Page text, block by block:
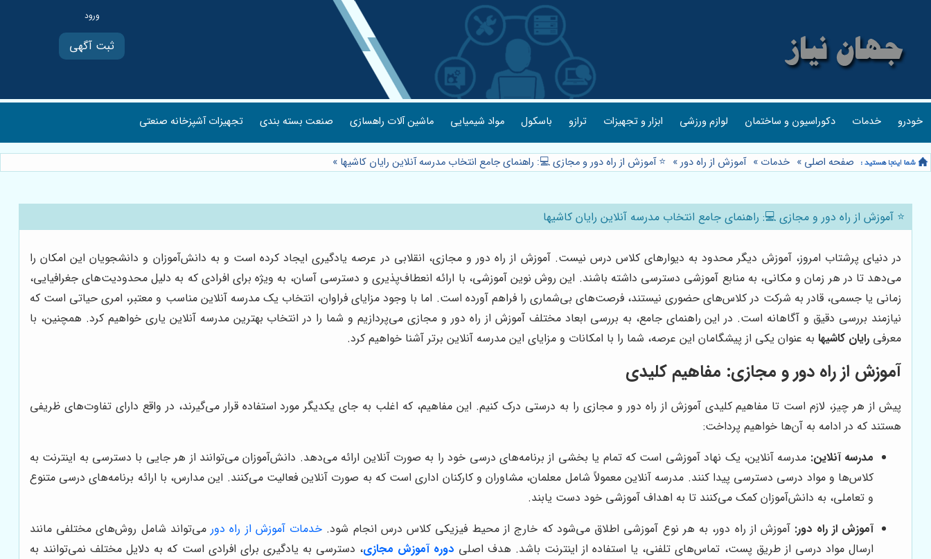
ثبت آگهی
خودرو خدمات دکوراسیون و ساختمان لوازم ورزشی ابزار و تجهیزات ترازو باسکول مواد شیمیایی ماشین آلات راهسازی صنعت بسته بندی تجهیزات آشپزخانه صنعتی
صفحه اصلی » خدمات » آموزش از راه دور» ⭐️ آموزش از راه دور و مجازی 💻: راهنمای جامع انتخاب مدرسه آنلاین رایان کاشیها »
⭐️ آموزش از راه دور و مجازی 💻: راهنمای جامع انتخاب مدرسه آنلاین رایان کاشیها
در دنیای پرشتاب امروز، آموزش دیگر محدود به دیوارهای کلاس درس نیست. آموزش از راه دور و مجازی، انقلابی در عرصه یادگیری ایجاد کرده است و به دانش‌آموزان و دانشجویان این امکان را
می‌دهد تا در هر زمان و مکانی، به منابع آموزشی دسترسی داشته باشند. این روش نوین آموزشی، با ارائه انعطاف‌پذیری و دسترسی آسان، به ویژه برای افرادی که به دلیل محدودیت‌های جغرافیایی،
زمانی یا جسمی، قادر به شرکت در کلاس‌های حضوری نیستند، فرصت‌های بی‌شماری را فراهم آورده است. اما با وجود مزایای فراوان، انتخاب یک مدرسه آنلاین مناسب و معتبر، امری حیاتی است که
نیازمند بررسی دقیق و آگاهانه است. در این راهنمای جامع، به بررسی ابعاد مختلف آموزش از راه دور و مجازی می‌پردازیم و شما را در انتخاب بهترین مدرسه آنلاین یاری خواهیم کرد. همچنین، با
معرفی رایان کاشیهابه عنوان یکی از پیشگامان این عرصه، شما را با امکانات و مزایای این مدرسه آنلاین برتر آشنا خواهیم کرد.
آموزش از راه دور و مجازی: مفاهیم کلیدی
پیش از هر چیز، لازم است تا مفاهیم کلیدی آموزش از راه دور و مجازی را به درستی درک کنیم. این مفاهیم، که اغلب به جای یکدیگر مورد استفاده قرار می‌گیرند، در واقع دارای تفاوت‌های ظریفی
هستند که در ادامه به آن‌ها خواهیم پرداخت:
مدرسه آنلاین: مدرسه آنلاین، یک نهاد آموزشی است که تمام یا بخشی از برنامه‌های درسی خود را به صورت آنلاین ارائه می‌دهد. دانش‌آموزان می‌توانند از هر جایی با دسترسی به اینترنت به
کلاس‌ها و مواد درسی دسترسی پیدا کنند. مدرسه آنلاین معمولاً شامل معلمان، مشاوران و کارکنان اداری است که به صورت آنلاین فعالیت می‌کنند. این مدارس، با ارائه برنامه‌های درسی متنوع
و تعاملی، به دانش‌آموزان کمک می‌کنند تا به اهداف آموزشی خود دست یابند.
آموزش از راه دور: آموزش از راه دور، به هر نوع آموزشی اطلاق می‌شود که خارج از محیط فیزیکی کلاس درس انجام شود. خدمات آموزش از راه دور می‌تواند شامل روش‌های مختلفی مانند
ارسال مواد درسی از طریق پست، تماس‌های تلفنی، یا استفاده از اینترنت باشد. هدف اصلی دوره آموزش مجازی، دسترسی به یادگیری برای افرادی است که به دلایل مختلف نمی‌توانند به